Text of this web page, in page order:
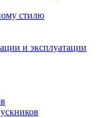
стилю
и эксплуатации